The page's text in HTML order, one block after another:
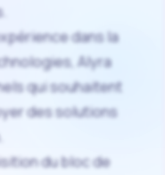
dans la
Alyra
qui souhaitent
des solutions
du bloc de